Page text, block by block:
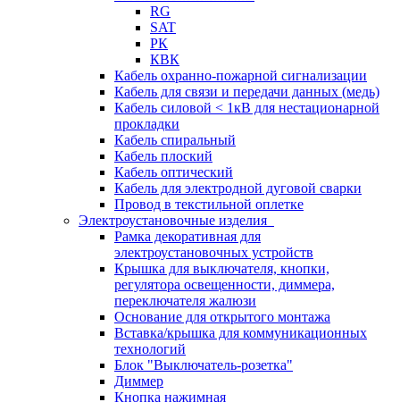
RG
SAT
РК
КВК
Кабель охранно-пожарной сигнализации
Кабель для связи и передачи данных (медь)
Кабель силовой < 1кВ для нестационарной
прокладки
Кабель спиральный
Кабель плоский
Кабель оптический
Кабель для электродной дуговой сварки
Провод в текстильной оплетке
Электроустановочные изделия
Рамка декоративная для
электроустановочных устройств
Крышка для выключателя, кнопки,
регулятора освещенности, диммера,
переключателя жалюзи
Основание для открытого монтажа
Вставка/крышка для коммуникационных
технологий
Блок "Выключатель-розетка"
Диммер
Кнопка нажимная